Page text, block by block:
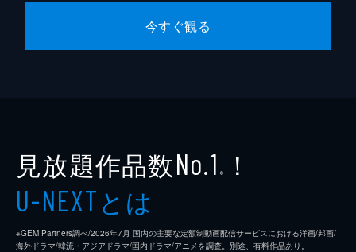
今すぐ観る
見放題作品数No.1 ※ ！
U-NEXTとは
※GEM Partners調べ/2026年7⽉ 国内の主要な定額制動画配信サービスにおける洋画/邦画/
海外ドラマ/韓流・アジアドラマ/国内ドラマ/アニメを調査。別途、有料作品あり。